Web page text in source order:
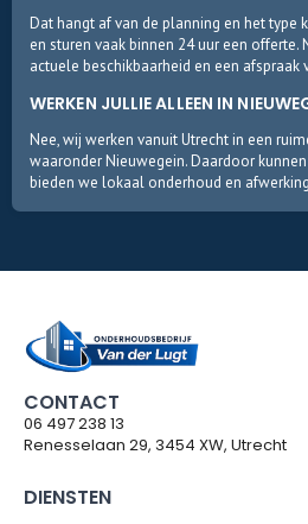
Dat hangt af van de planning en het type
en sturen vaak binnen 24 uur een
actuele beschikbaarheid en een afspraak
WERKEN JULLIE ALLEEN IN
Nee, wij werken vanuit Utrecht in een
waaronder Nieuwegein. Daardoor
bieden we lokaal onderhoud en
CONTACT
06 497 238 13
Renesselaan 29, 3454 XW, Utrecht
DIENSTEN